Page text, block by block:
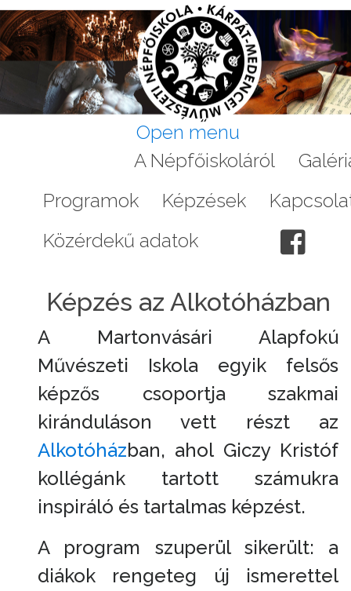
Open menu
A Népfőiskoláról
Programok
Képzések
Közérdekű adatok
Képzés az Alkotóházban
A Martonvásári Alapfokú
Művészeti Iskola egyik felsős
képzős csoportja szakmai
kiránduláson vett részt az
Alkotóházban, ahol Giczy Kristóf
kollégánk tartott számukra
inspiráló és tartalmas képzést.
A program szuperül sikerült: a
diákok rengeteg új ismerettel